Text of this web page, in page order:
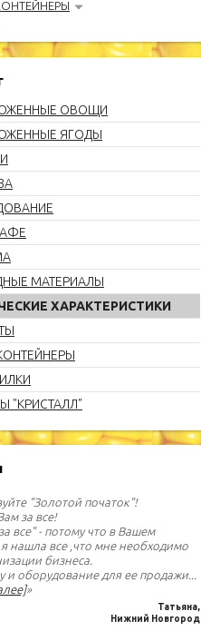
ОВОЩИ
ЯГОДЫ
МАТЕРИАЛЫ
ХАРАКТЕРИСТИКИ
"КРИСТАЛЛ"
"Золотой початок"!
за все!
все" - потому что в Вашем
я нашла все ,что мне необходимо
бизнеса.
и оборудование для ее продажи
»
Татьяна,
Нижний Новгород